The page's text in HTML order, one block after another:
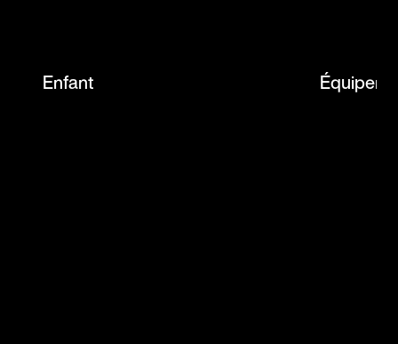
Enfant